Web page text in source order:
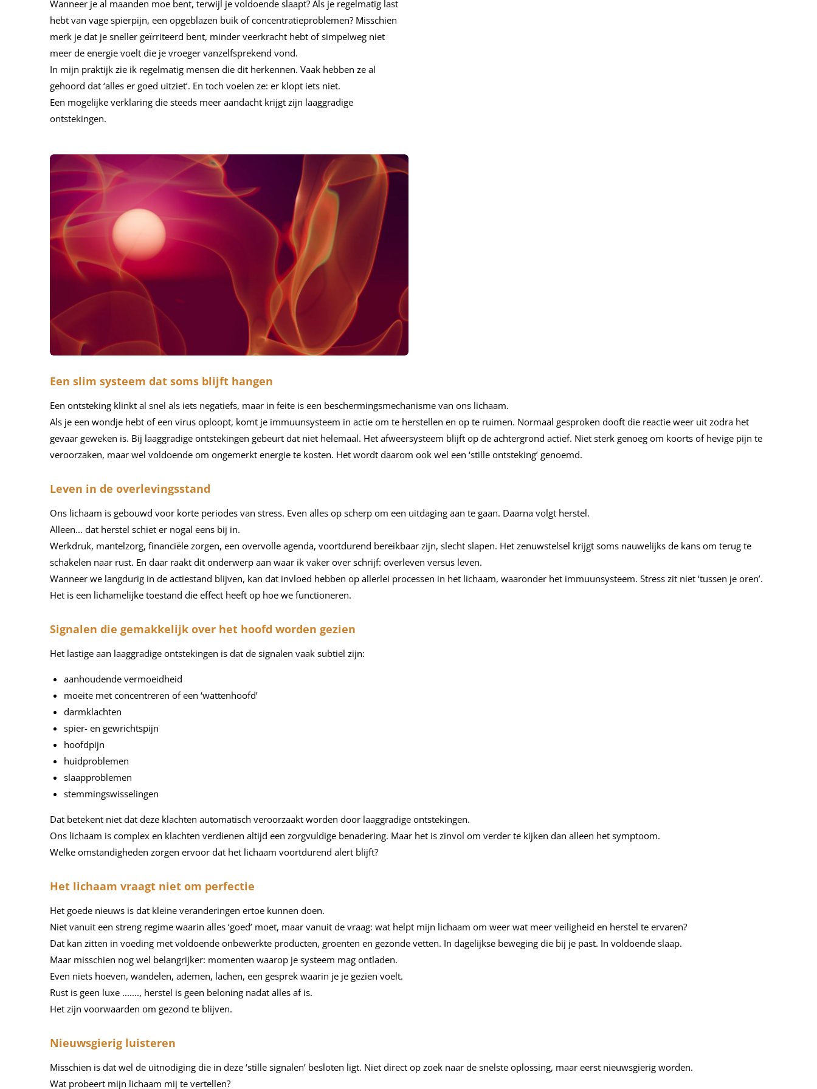
Wanneer je al maanden moe bent, terwijl je voldoende slaapt? Als je regelmatig last
hebt van vage spierpijn, een opgeblazen buik of concentratieproblemen? Misschien
merk je dat je sneller geïrriteerd bent, minder veerkracht hebt of simpelweg niet
meer de energie voelt die je vroeger vanzelfsprekend vond.
In mijn praktijk zie ik regelmatig mensen die dit herkennen. Vaak hebben ze al
gehoord dat ‘alles er goed uitziet’. En toch voelen ze: er klopt iets niet.
Een mogelijke verklaring die steeds meer aandacht krijgt zijn laaggradige
ontstekingen.
Een slim systeem dat soms blijft hangen
Een ontsteking klinkt al snel als iets negatiefs, maar in feite is een beschermingsmechanisme van ons lichaam.
Als je een wondje hebt of een virus oploopt, komt je immuunsysteem in actie om te herstellen en op te ruimen. Normaal gesproken dooft die reactie weer uit zodra het
gevaar geweken is. Bij laaggradige ontstekingen gebeurt dat niet helemaal. Het afweersysteem blijft op de achtergrond actief. Niet sterk genoeg om koorts of hevige pijn te
veroorzaken, maar wel voldoende om ongemerkt energie te kosten. Het wordt daarom ook wel een ‘stille ontsteking’ genoemd.
Leven in de overlevingsstand
Ons lichaam is gebouwd voor korte periodes van stress. Even alles op scherp om een uitdaging aan te gaan. Daarna volgt herstel.
Alleen... dat herstel schiet er nogal eens bij in.
Werkdruk, mantelzorg, financiële zorgen, een overvolle agenda, voortdurend bereikbaar zijn, slecht slapen. Het zenuwstelsel krijgt soms nauwelijks de kans om terug te
schakelen naar rust. En daar raakt dit onderwerp aan waar ik vaker over schrijf: overleven versus leven.
Wanneer we langdurig in de actiestand blijven, kan dat invloed hebben op allerlei processen in het lichaam, waaronder het immuunsysteem. Stress zit niet ‘tussen je oren’.
Het is een lichamelijke toestand die effect heeft op hoe we functioneren.
Signalen die gemakkelijk over het hoofd worden gezien
Het lastige aan laaggradige ontstekingen is dat de signalen vaak subtiel zijn:
aanhoudende vermoeidheid
moeite met concentreren of een ‘wattenhoofd’
darmklachten
spier- en gewrichtspijn
hoofdpijn
huidproblemen
slaapproblemen
stemmingswisselingen
Dat betekent niet dat deze klachten automatisch veroorzaakt worden door laaggradige ontstekingen.
Ons lichaam is complex en klachten verdienen altijd een zorgvuldige benadering. Maar het is zinvol om verder te kijken dan alleen het symptoom.
Welke omstandigheden zorgen ervoor dat het lichaam voortdurend alert blijft?
Het lichaam vraagt niet om perfectie
Het goede nieuws is dat kleine veranderingen ertoe kunnen doen.
Niet vanuit een streng regime waarin alles ‘goed’ moet, maar vanuit de vraag: wat helpt mijn lichaam om weer wat meer veiligheid en herstel te ervaren?
Dat kan zitten in voeding met voldoende onbewerkte producten, groenten en gezonde vetten. In dagelijkse beweging die bij je past. In voldoende slaap.
Maar misschien nog wel belangrijker: momenten waarop je systeem mag ontladen.
Even niets hoeven, wandelen, ademen, lachen, een gesprek waarin je je gezien voelt.
Rust is geen luxe ......., herstel is geen beloning nadat alles af is.
Het zijn voorwaarden om gezond te blijven.
Nieuwsgierig luisteren
Misschien is dat wel de uitnodiging die in deze ‘stille signalen’ besloten ligt. Niet direct op zoek naar de snelste oplossing, maar eerst nieuwsgierig worden.
Wat probeert mijn lichaam mij te vertellen?